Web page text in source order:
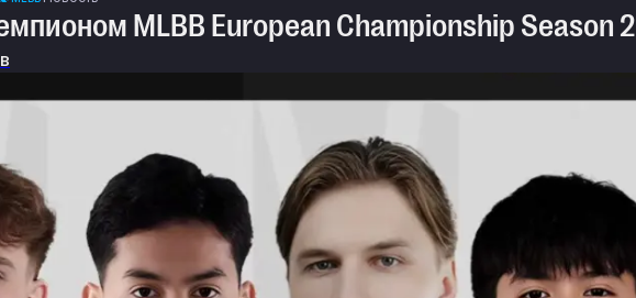
MLBB European Championship Season 2